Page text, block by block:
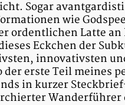
Sogar
wie
ordentlichen Latte
Eckchen der
innovativsten
der erste Teil meines
in kurzer